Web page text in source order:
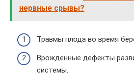
нервные срывы?
Травмы плода во время
Врожденные дефекты
системы.